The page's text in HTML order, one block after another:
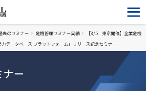
去のセミナー 危機管理セミナー実績
【8/5 東京開催】企業危機
データベース プラットフォーム」リリース記念セミナー
ー